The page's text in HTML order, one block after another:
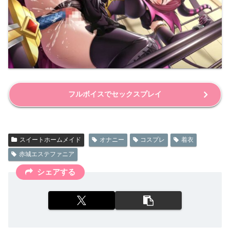
フルボイスでセックスプレイ
スイートホームメイド オナニー コスプレ
着衣
赤城エステファニア
シェアする